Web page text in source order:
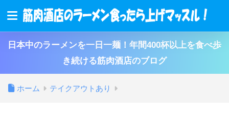
日本中のラーメンを一日一麺！年間400杯以上を食べ歩
き続ける筋肉酒店のブログ
ホーム テイクアウトあり